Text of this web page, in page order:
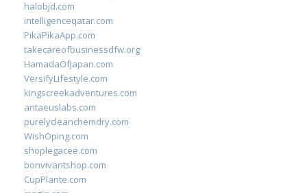
halobjd.com
intelligenceqatar.com
PikaPikaApp.com
takecareofbusinessdfw.org
HamadaOfJapan.com
VersifyLifestyle.com
kingscreekadventures.com
antaeuslabs.com
purelycleanchemdry.com
WishOping.com
shoplegacee.com
bonvivantshop.com
CupPlante.com